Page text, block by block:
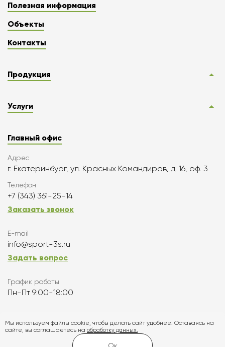
Полезная информация
Объекты
Контакты
Продукция
Услуги
Главный офис
Адрес
г. Екатеринбург, ул. Красных Командиров, д. 16, оф. 3
Телефон
+7 (343) 361-25-14
Заказать звонок
E-mail
info@sport-3s.ru
Задать вопрос
График работы
Пн-Пт 9:00-18:00
Подписаться
Мы используем файлы cookie, чтобы делать сайт удобнее. Оставаясь на
сайте, вы соглашаетесь на обработку данных.
Ок